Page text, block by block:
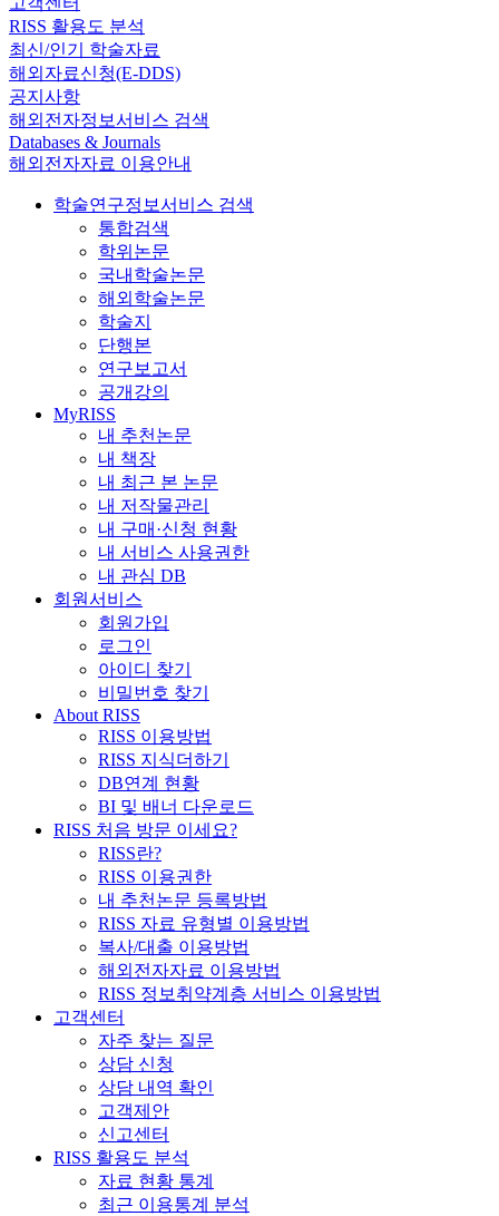
RISS 활용도 분석
최신/인기 학술자료
해외자료신청(E-DDS)
공지사항
해외전자정보서비스 검색
Databases & Journals
해외전자자료 이용안내
학술연구정보서비스 검색
통합검색
학위논문
국내학술논문
해외학술논문
학술지
단행본
연구보고서
공개강의
MyRISS
내 추천논문
내 책장
내 최근 본 논문
내 저작물관리
내 구매·신청 현황
내 서비스 사용권한
내 관심 DB
회원서비스
회원가입
로그인
아이디 찾기
비밀번호 찾기
About RISS
RISS 이용방법
RISS 지식더하기
DB연계 현황
BI 및 배너 다운로드
RISS 처음 방문 이세요?
RISS란?
RISS 이용권한
내 추천논문 등록방법
RISS 자료 유형별 이용방법
복사/대출 이용방법
해외전자자료 이용방법
RISS 정보취약계층 서비스 이용방법
고객센터
자주 찾는 질문
상담 신청
상담 내역 확인
고객제안
신고센터
RISS 활용도 분석
자료 현황 통계
최근 이용통계 분석